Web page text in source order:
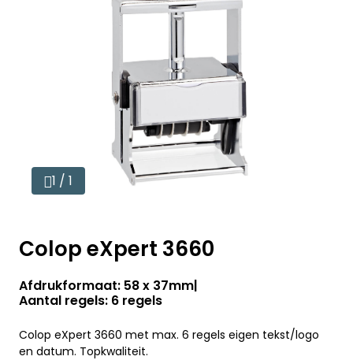
1 / 1
Colop eXpert 3660
Afdrukformaat: 58 x 37mm
Aantal regels: 6 regels
Colop eXpert 3660 met max. 6 regels eigen tekst/logo
en datum. Topkwaliteit.